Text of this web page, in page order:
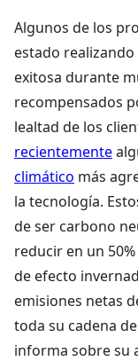
Algunos de los
estado
exitosa durante
recompensados
lealtad de los
recientemente
climático más
la tecnología.
de ser carbono
reducir en un
de efecto
emisiones netas
toda su cadena
informa sobre su